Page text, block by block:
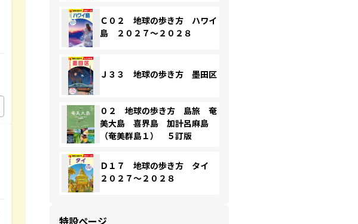
Ｃ０２ 地球の歩き方 ハワイ
島 ２０２７～２０２８
Ｊ３３ 地球の歩き方 墨田区
０２ 地球の歩き方 島旅 奄
美大島 喜界島 加計呂麻島
（奄美群島１） ５訂版
Ｄ１７ 地球の歩き方 タイ
２０２７～２０２８
特設ページ